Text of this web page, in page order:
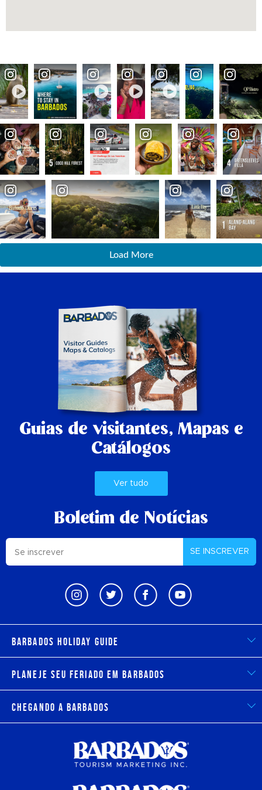
Load More
Guias de visitantes, Mapas e
Catálogos
Ver tudo
Boletim de Notícias
SE INSCREVER
Barbados Holiday Guide
Planeje seu feriado em Barbados
Chegando a Barbados